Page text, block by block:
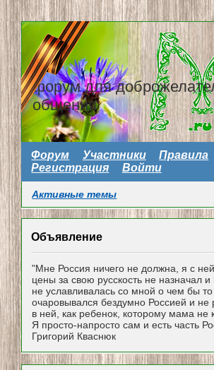
форум для
общения
Форум Участники
Правила
Регистрация
Войти
Активные темы
Объявление
"Мне Россия ничего не должна, я с ней
цены за свою русскость не назначал и
не уславливалась со мной о чем бы
очаровывался бездумно Россией и не
в ней, как ребенок, которому мама не
Я просто-напросто сам и есть часть
Григорий Кваснюк